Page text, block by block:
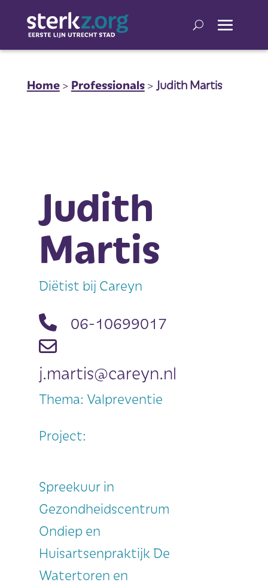
Home> Professionals> Judith Martis
Judith
Martis
Diëtist bij Careyn
06-10699017
j.martis@careyn.nl
Thema: Valpreventie
Project:
Spreekuur in
Gezondheidscentrum
Ondiep en
Huisartsenpraktijk De
Watertoren en